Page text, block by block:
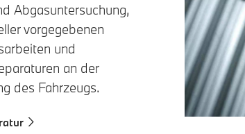
Abgasuntersuchung,
vorgegebenen
und
an der
des Fahrzeugs.